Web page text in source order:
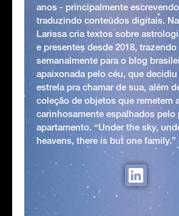
anos - principalmente
traduzindo conteúdos digitais. Na
Larissa cria textos sobre
e presentes desde 2018,
semanalmente para o blog
apaixonada pelo céu, que decidiu
estrela pra chamar de sua, além
coleção de objetos que remetem
carinhosamente espalhados pelo
apartamento. “Under the sky,
heavens, there is but one